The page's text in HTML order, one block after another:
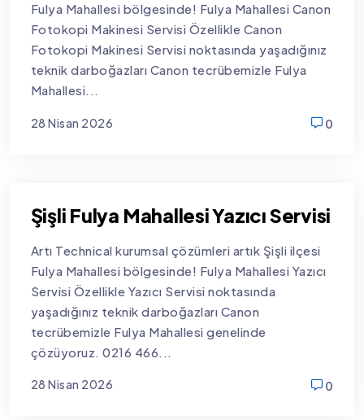
Fulya Mahallesi bölgesinde! Fulya Mahallesi Canon
Fotokopi Makinesi Servisi Özellikle Canon
Fotokopi Makinesi Servisi noktasında yaşadığınız
teknik darboğazları Canon tecrübemizle Fulya
Mahallesi...
28 Nisan 2026
0
Şişli Fulya Mahallesi Yazıcı Servisi
Artı Technical kurumsal çözümleri artık Şişli ilçesi
Fulya Mahallesi bölgesinde! Fulya Mahallesi Yazıcı
Servisi Özellikle Yazıcı Servisi noktasında
yaşadığınız teknik darboğazları Canon
tecrübemizle Fulya Mahallesi genelinde
çözüyoruz. 0216 466...
28 Nisan 2026
0